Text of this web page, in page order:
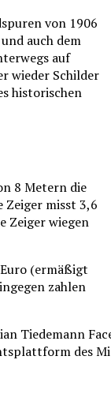
von 1906
auch dem
auf
wieder Schilder
historischen
8 Metern die
Zeiger misst 3,6
Zeiger wiegen
(ermäßigt
zahlen
des